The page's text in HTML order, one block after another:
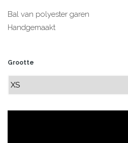
Bal van polyester garen
Handgemaakt
Grootte